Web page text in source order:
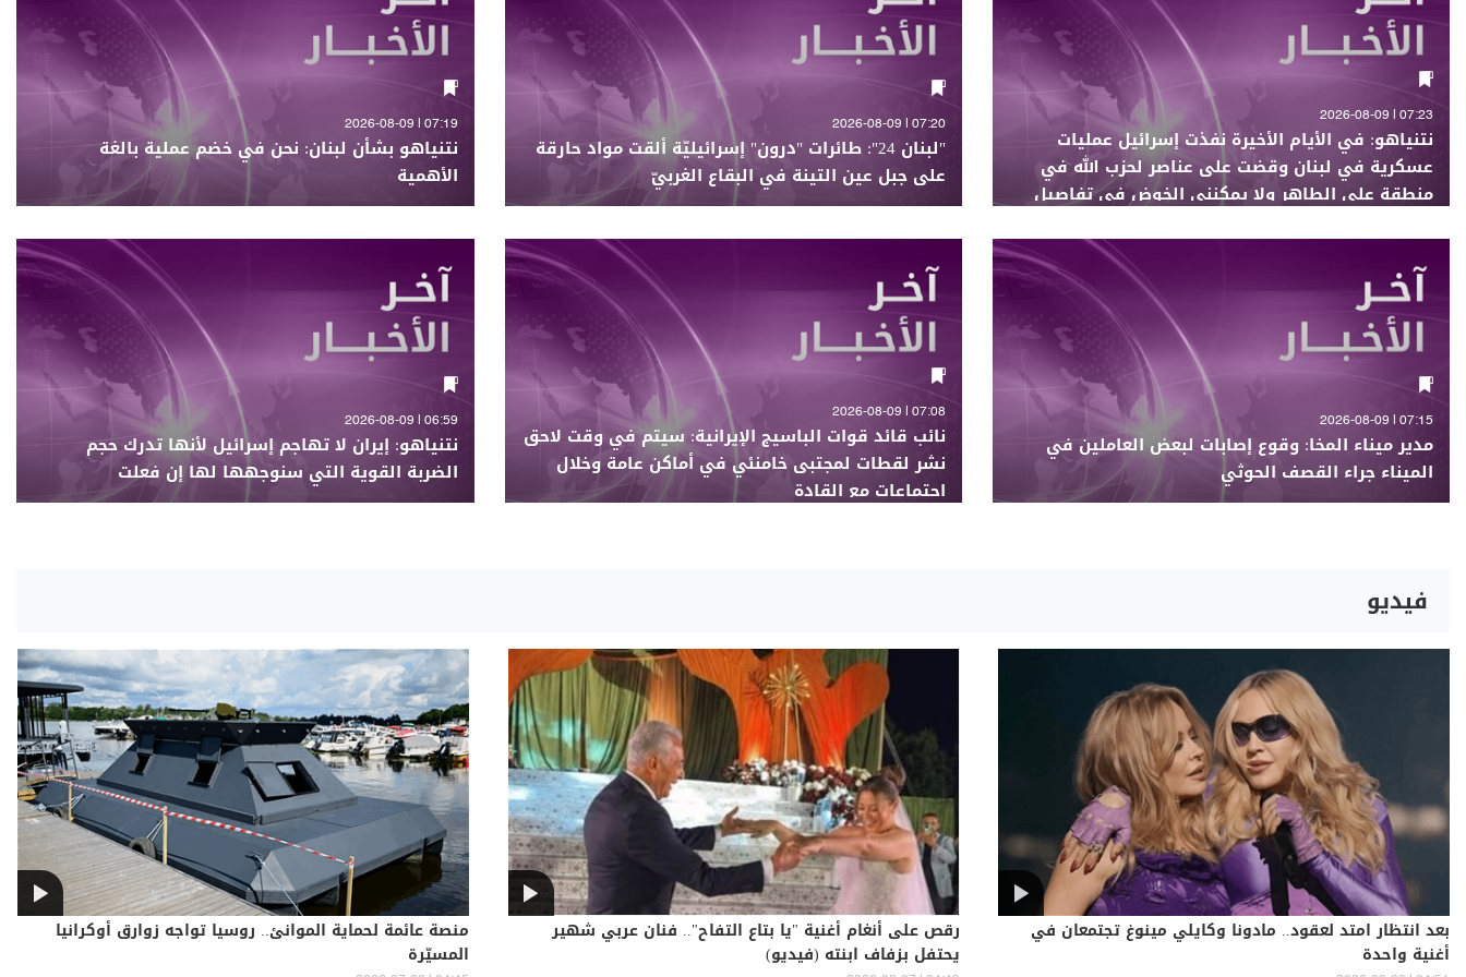
07:23 | 2026-08-09
نتنياهو: في الأيام الأخيرة نفذت إسرائيل عمليات
عسكرية في لبنان وقضت على عناصر لحزب الله في
منطقة علي الطاهر ولا يمكنني الخوض في تفاصيل
07:20 | 2026-08-09
"لبنان 24": طائرات "درون" إسرائيليّة ألقت مواد حارقة
على جبل عين التينة في البقاع الغربيّ
07:19 | 2026-08-09
نتنياهو بشأن لبنان: نحن في خضم عملية بالغة
الأهمية
07:15 | 2026-08-09
مدير ميناء المخا: وقوع إصابات لبعض العاملين في
الميناء جراء القصف الحوثي
07:08 | 2026-08-09
نائب قائد قوات الباسيج الإيرانية: سيتم في وقت لاحق
نشر لقطات لمجتبى خامنئي في أماكن عامة وخلال
اجتماعات مع القادة
06:59 | 2026-08-09
نتنياهو: إيران لا تهاجم إسرائيل لأنها تدرك حجم
الضربة القوية التي سنوجهها لها إن فعلت
فيديو
بعد انتظار امتد لعقود.. مادونا وكايلي مينوغ تجتمعان في
أغنية واحدة
رقص على أنغام أغنية "يا بتاع التفاح".. فنان عربي شهير
يحتفل بزفاف ابنته (فيديو)
منصة عائمة لحماية الموانئ.. روسيا تواجه زوارق أوكرانيا
المسيّرة